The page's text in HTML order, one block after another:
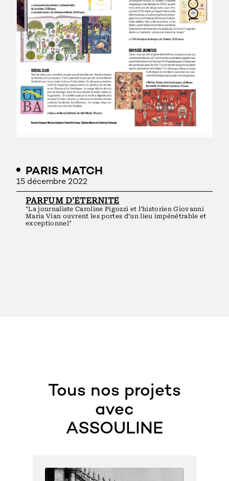
PARIS MATCH
15 décembre 2022
PARFUM D'ÉTERNITÉ
"La journaliste Caroline Pigozzi et l’historien Giovanni
Maria Vian ouvrent les portes d’un lieu impénétrable et
exceptionnel"
Tous nos projets
avec
ASSOULINE